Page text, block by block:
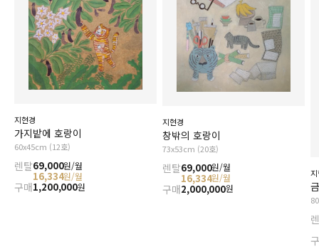
지현경
가지밭에 호랑이
60x45cm (12호)
렌탈69,000원/월
16,334원/월
구매1,200,000원
지현경
창밖의 호랑이
73x53cm (20호)
렌탈69,000원/월
16,334원/월
구매2,000,000원